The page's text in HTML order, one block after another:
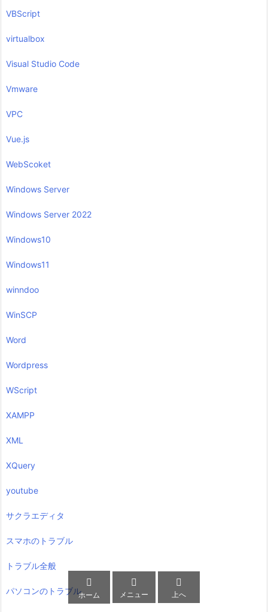
VBScript
virtualbox
Visual Studio Code
Vmware
VPC
Vue.js
WebScoket
Windows Server
Windows Server 2022
Windows10
Windows11
winndoo
WinSCP
Word
Wordpress
WScript
XAMPP
XML
XQuery
youtube
サクラエディタ
スマホのトラブル
トラブル全般
パソコンのトラブル

ホーム

メニュー

上へ